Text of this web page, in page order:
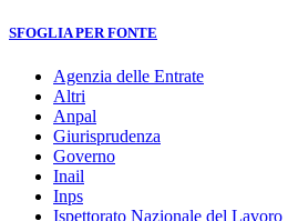
SFOGLIA PER FONTE
Agenzia delle Entrate
Altri
Anpal
Giurisprudenza
Governo
Inail
Inps
Ispettorato Nazionale del Lavoro